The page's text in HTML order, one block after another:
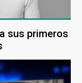
sus primeros